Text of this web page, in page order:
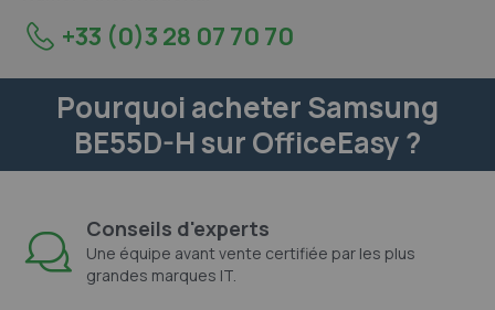
+33 (0)3 28 07 70 70
Pourquoi acheter Samsung
BE55D-H sur OfficeEasy ?
Conseils d'experts
Une équipe avant vente certifiée par les plus
grandes marques IT.